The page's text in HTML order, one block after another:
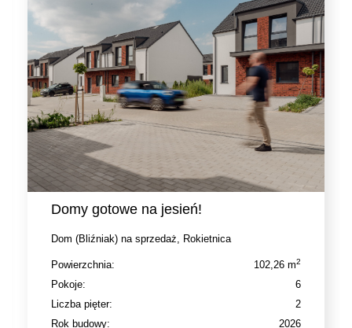
Domy gotowe na jesień!
Dom (Bliźniak) na sprzedaż, Rokietnica
Powierzchnia: 102,26 m2
Pokoje:
6
Liczba pięter:
2
Rok budowy:
2026